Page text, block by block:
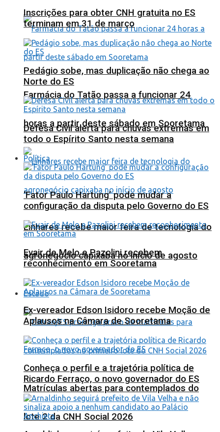
Farmácia do Tatão passa a funcionar 24
horas a partir deste sábado em Sooretama
Linhares recebe maior feira de tecnologia do
agronegócio capixaba no início de agosto
Estado
Matrículas abertas para contemplados do
lote 2 da CNH Social 2026
Inscrições para obter CNH gratuita no ES
terminam em 31 de março
Pedágio sobe, mas duplicação não chega ao
Norte do ES
Defesa Civil alerta para chuvas extremas em
todo o Espírito Santo nesta semana
Política
‘Fator Paulo Hartung’ pode mudar a
configuração da disputa pelo Governo do ES
Evair de Melo e Pazolini recebem
reconhecimento em Sooretama
Ex-vereador Edson Isidoro recebe Moção de
Aplausos na Câmara de Sooretama
Conheça o perfil e a trajetória política de
Ricardo Ferraço, o novo governador do ES